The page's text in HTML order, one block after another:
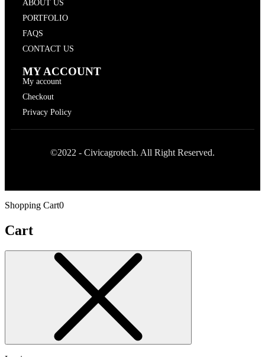
ABOUT US
PORTFOLIO
FAQS
CONTACT US
MY ACCOUNT
My account
Checkout
Privacy Policy
©2022 - Civicagrotech. All Right Reserved.
Shopping Cart0
Cart